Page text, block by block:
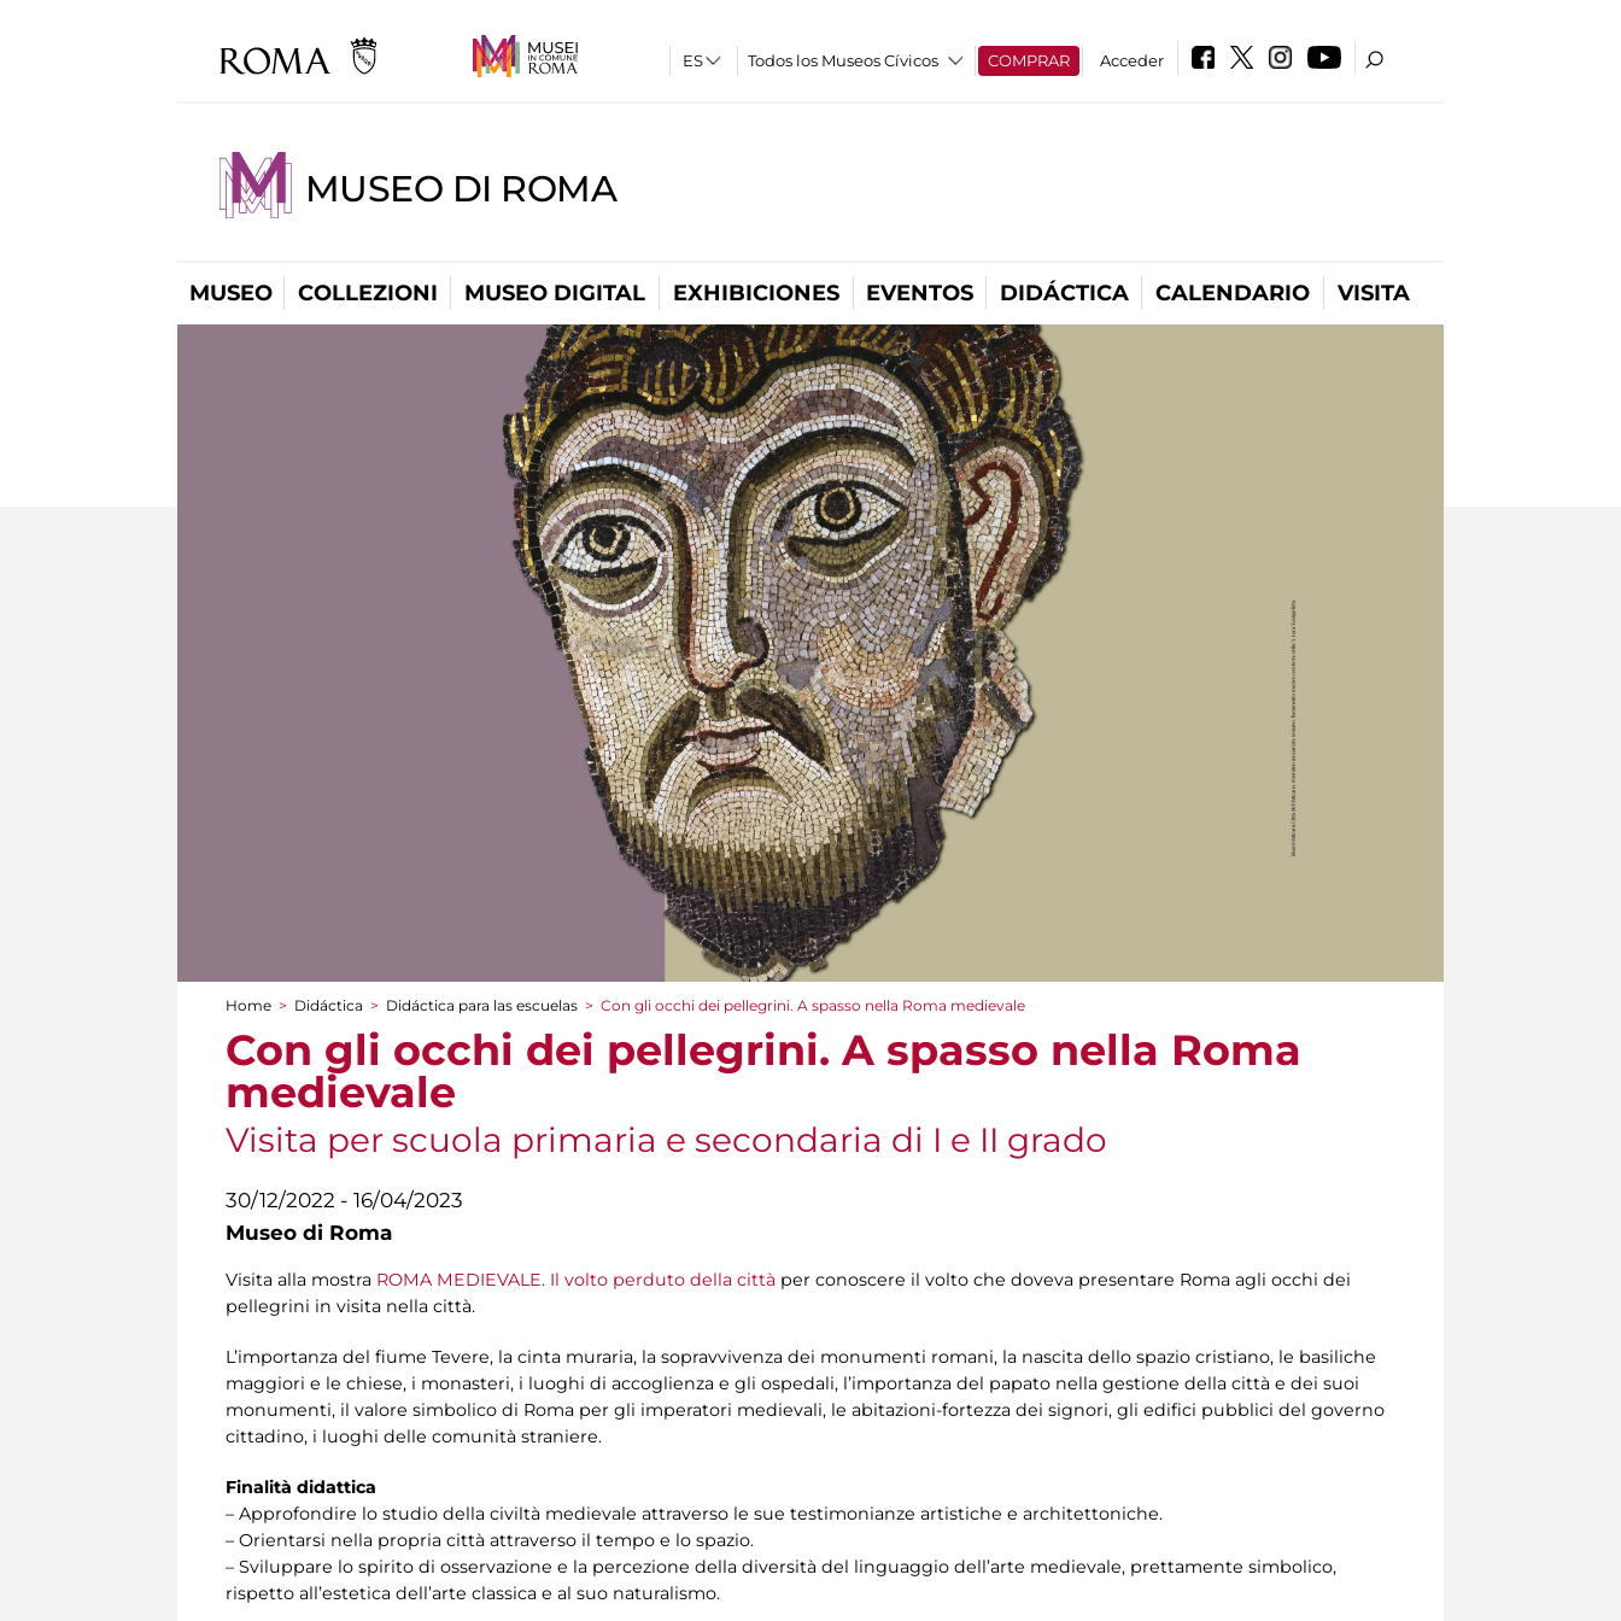
Todos los Museos Cívicos COMPRAR Acceder
MUSEO DI ROMA
MUSEO COLLEZIONI MUSEO DIGITAL EXHIBICIONES EVENTOS DIDÁCTICA CALENDARIO VISITA
You are here
Home > Didáctica > Didáctica para las escuelas > Con gli occhi dei pellegrini. A spasso nella Roma medievale
Con gli occhi dei pellegrini. A spasso nella Roma
medievale
Visita per scuola primaria e secondaria di I e II grado
30/12/2022 - 16/04/2023
Museo di Roma
Visita alla mostra ROMA MEDIEVALE. Il volto perduto della città per conoscere il volto che doveva presentare Roma agli occhi dei
pellegrini in visita nella città.
L’importanza del fiume Tevere, la cinta muraria, la sopravvivenza dei monumenti romani, la nascita dello spazio cristiano, le basiliche
maggiori e le chiese, i monasteri, i luoghi di accoglienza e gli ospedali, l’importanza del papato nella gestione della città e dei suoi
monumenti, il valore simbolico di Roma per gli imperatori medievali, le abitazioni-fortezza dei signori, gli edifici pubblici del governo
cittadino, i luoghi delle comunità straniere.
Finalità didattica
– Approfondire lo studio della civiltà medievale attraverso le sue testimonianze artistiche e architettoniche.
– Orientarsi nella propria città attraverso il tempo e lo spazio.
– Sviluppare lo spirito di osservazione e la percezione della diversità del linguaggio dell’arte medievale, prettamente simbolico,
rispetto all’estetica dell’arte classica e al suo naturalismo.